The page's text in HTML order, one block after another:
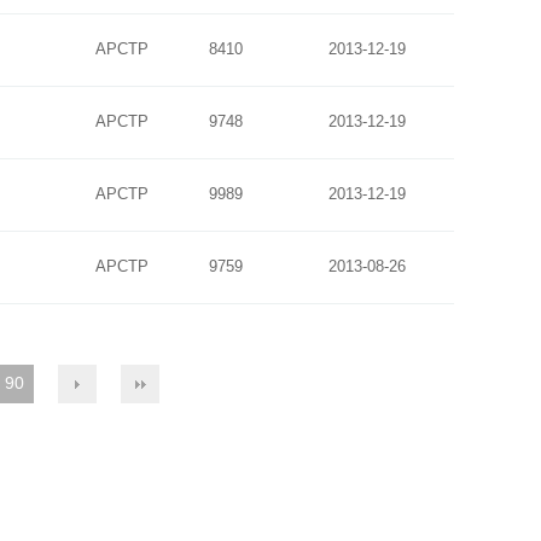
APCTP 8410 2013-12-19
APCTP 9748 2013-12-19
APCTP 9989 2013-12-19
APCTP 9759 2013-08-26
90